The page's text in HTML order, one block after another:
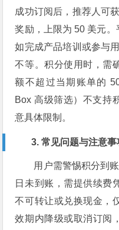
成功订阅后，推荐人可
奖励，上限为 50 美元。
如完成产品培训或参与
不等。积分使用时，需
额不超过当期账单的
Box 高级筛选）不支持
意具体限制。
3. 常见问题与注意事
用户需警惕积分到
日未到账，需提供续费
不可转让或兑换现金，
效期内降级或取消订阅